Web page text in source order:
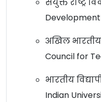
संयुक्त राष्ट्र
अखिल भारतीय
Council for
भारतीय
Indian